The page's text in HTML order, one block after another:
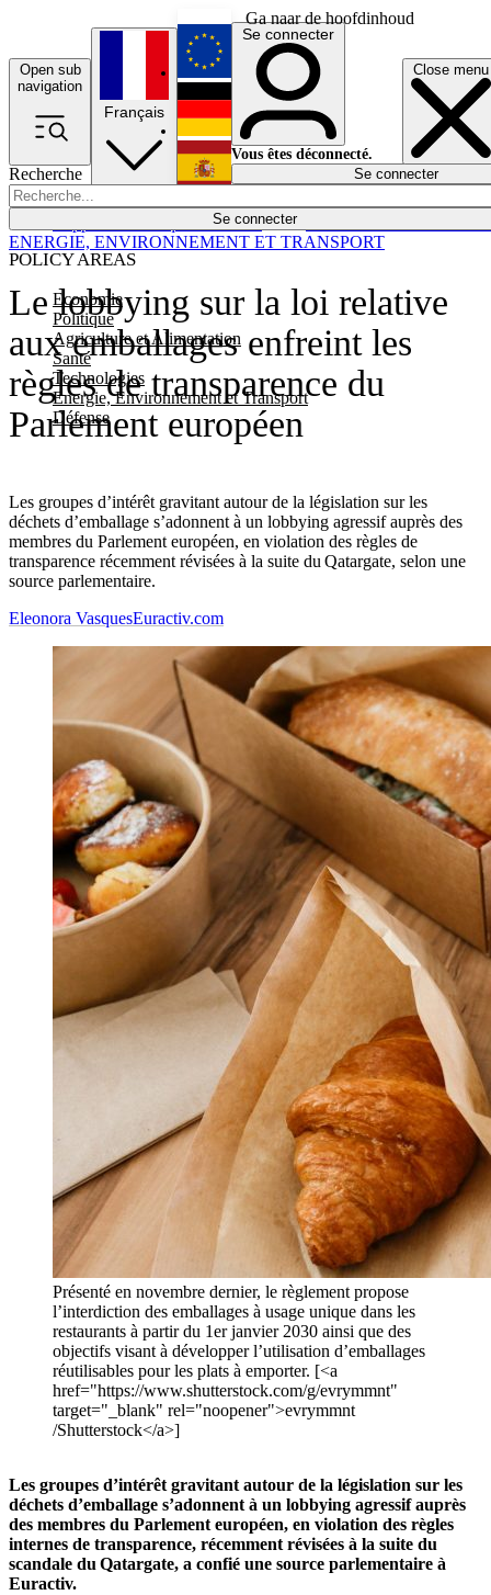
Ga naar de hoofdinhoud
Open sub
navigation
Close menu
Recherche
Se connecter
POLICY AREAS
Economie
Politique
Agriculture et Alimentation
Santé
Technologies
Energie, Environnement et Transport
Défense
Économie
Français
English
Deutsch
Español
Se connecter
Vous êtes déconnecté.
Se connecter
Le lobbying sur la loi relative
aux emballages enfreint les
règles de transparence du
Parlement européen
Les groupes d’intérêt gravitant autour de la législation sur les
déchets d’emballage s’adonnent à un lobbying agressif auprès des
membres du Parlement européen, en violation des règles de
transparence récemment révisées à la suite du Qatargate, selon une
source parlementaire.
ENERGIE, ENVIRONNEMENT ET TRANSPORT
Eleonora VasquesEuractiv.com
Présenté en novembre dernier, le règlement propose
l’interdiction des emballages à usage unique dans les
restaurants à partir du 1er janvier 2030 ainsi que des
objectifs visant à développer l’utilisation d’emballages
réutilisables pour les plats à emporter. [<a
href="https://www.shutterstock.com/g/evrymmnt"
target="_blank" rel="noopener">evrymmnt
/Shutterstock</a>]
Les groupes d’intérêt gravitant autour de la législation sur les
déchets d’emballage s’adonnent à un lobbying agressif auprès
des membres du Parlement européen, en violation des règles
internes de transparence, récemment révisées à la suite du
scandale du Qatargate, a confié une source parlementaire à
Euractiv.